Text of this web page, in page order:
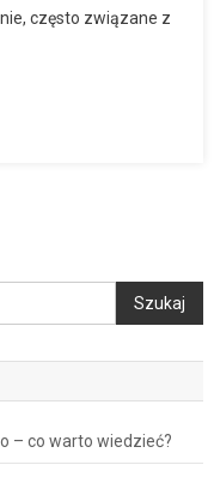
często związane z
Szukaj
– co warto wiedzieć?